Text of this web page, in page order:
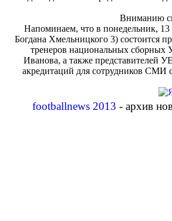
Вниманию
Напоминаем, что в понедельник,
Богдана Хмельницкого 3) состоится
тренеров национальных сборных
Иванова, а также представителей
акредитаций для сотрудников СМИ
footballnews 2013 - архив